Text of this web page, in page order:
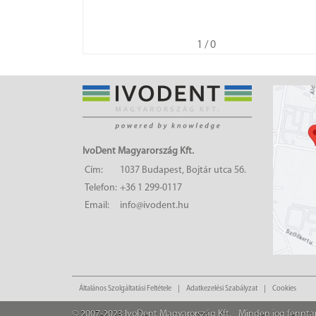
1 / 0
IvoDent Magyarország Kft.
Cím:
1037 Budapest, Bojtár utca 56.
Telefon: +36 1 299-0117
Email:
info@ivodent.hu
Általános Szolgáltatási Feltétele Adatkezelési Szabályzat Cookies